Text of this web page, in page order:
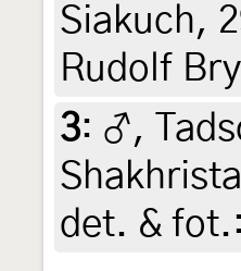
Siakuch,
Rudolf
3: ♂,
det. &